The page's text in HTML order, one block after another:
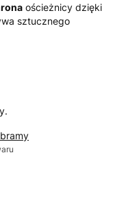
ościeżnicy dzięki
sztucznego